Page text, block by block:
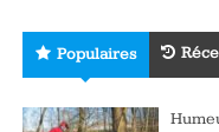
Populaires